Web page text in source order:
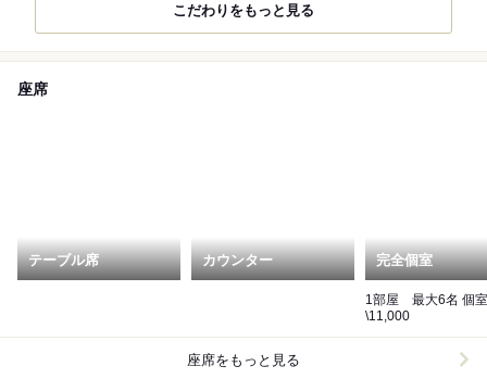
こだわりをもっと見る
座席
テーブル席 カウンター 完全個室
1部屋 最大6名 個室料
\11,000
座席をもっと見る